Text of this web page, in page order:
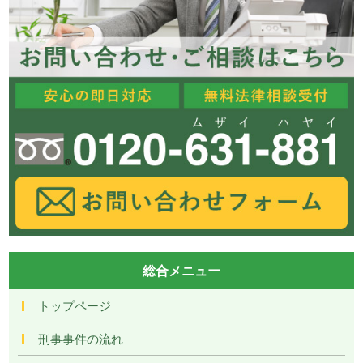
総合メニュー
トップページ
刑事事件の流れ